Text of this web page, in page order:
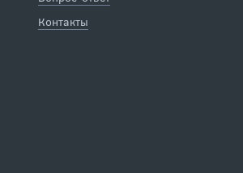
Контакты